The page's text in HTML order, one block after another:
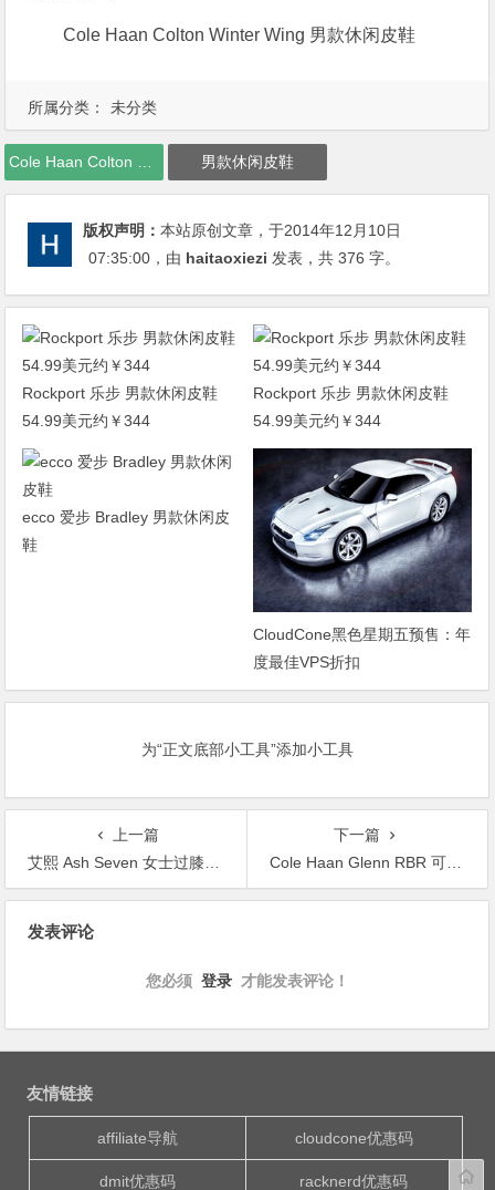
所属分类： 未分类
Cole Haan Colton Winter Wing 男款休闲皮鞋
男款休闲皮鞋
版权声明：本站原创文章，于2014年12月10日
07:35:00 ，由 haitaoxiezi 发表，共 376 字。
Rockport 乐步 男款休闲皮鞋
54.99美元约￥344
Rockport 乐步 男款休闲皮鞋
54.99美元约￥344
ecco 爱步 Bradley 男款休闲皮
鞋
CloudCone黑色星期五预售：年
度最佳VPS折扣
为“正文底部小工具”添加小工具
上一篇
艾熙 Ash Seven 女士过膝长筒靴
下一篇
Cole Haan Glenn RBR 可汗男士休闲短靴特价$89.27
发表评论
您必须 登录 才能发表评论！
友情链接
affiliate导航 cloudcone优惠码
dmit优惠码 racknerd优惠码